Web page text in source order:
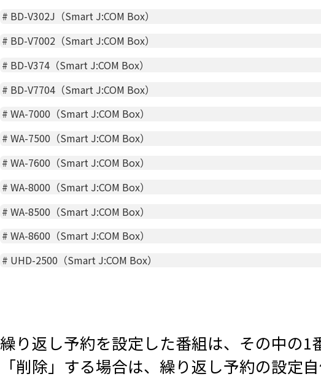
# BD-V302J（Smart J:COM Box）
# BD-V7002（Smart J:COM Box）
# BD-V374（Smart J:COM Box）
# BD-V7704（Smart J:COM Box）
#WA-7000（Smart J:COM Box）
#WA-7500（Smart J:COM Box）
#WA-7600（Smart J:COM Box）
#WA-8000（Smart J:COM Box）
#WA-8500（Smart J:COM Box）
#WA-8600（Smart J:COM Box）
# UHD-2500（Smart J:COM Box）
繰り返し予約を設定した番組は、その中の1
「削除」する場合は、繰り返し予約の設定